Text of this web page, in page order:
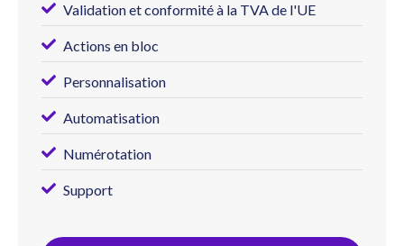
Validation et conformité à la TVA de l'UE
Actions en bloc
Personnalisation
Automatisation
Numérotation
Support